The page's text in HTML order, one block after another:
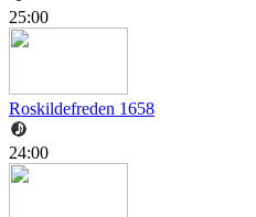
25:00
Roskildefreden 1658
24:00